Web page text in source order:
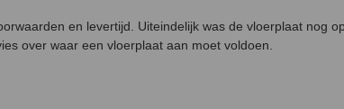
en levertijd. Uiteindelijk was de vloerplaat nog
over waar een vloerplaat aan moet voldoen.